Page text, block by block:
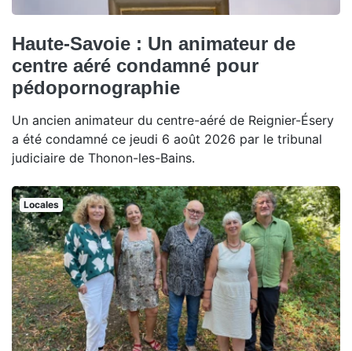
Haute-Savoie : Un animateur de
centre aéré condamné pour
pédopornographie
Un ancien animateur du centre-aéré de Reignier-Ésery
a été condamné ce jeudi 6 août 2026 par le tribunal
judiciaire de Thonon-les-Bains.
Locales